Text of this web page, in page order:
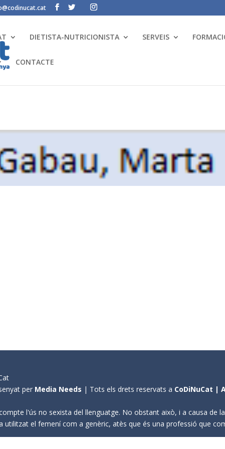
DIETISTA-NUTRICIONISTA SERVEIS
CONTACTE
per Media Needs | Tots els drets reservats a CoDiNuCat |
l'ús no sexista del llenguatge. No obstant això, i a causa de
utilitzat el femení com a genèric, atès que és una professió que